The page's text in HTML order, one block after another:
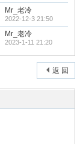
Mr_老冷
2022-12-3 21:50
Mr_老冷
2023-1-11 21:20
返 回